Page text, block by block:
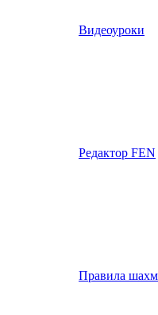
Видеоуроки
Редактор FEN
Правила